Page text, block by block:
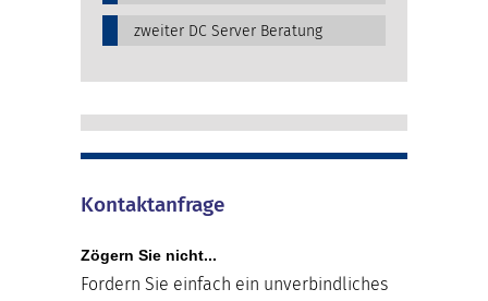
zweiter DC Server Beratung
Kontaktanfrage
Zögern Sie nicht...
Fordern Sie einfach ein unverbindliches